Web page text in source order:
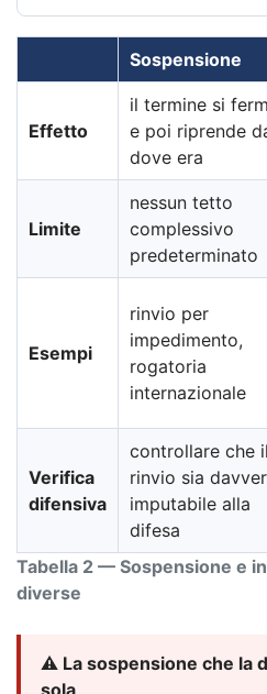
Tabella 2 — Sospensione e
diverse
Sospensione
Effetto
il termine si
e poi riprende
dove era
Limite
nessun tetto
complessivo
predeterminato
Esempi
rinvio per
impedimento,
rogatoria
internazionale
Verifica
difensiva
controllare che il
rinvio sia
imputabile alla
difesa
⚠️ La sospensione che la
sola